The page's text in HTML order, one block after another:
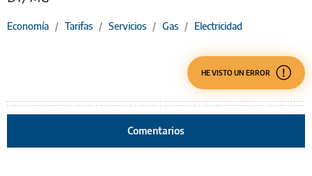
Economía / Tarifas / Servicios / Gas / Electricidad
HE VISTO UN ERROR
Comentarios